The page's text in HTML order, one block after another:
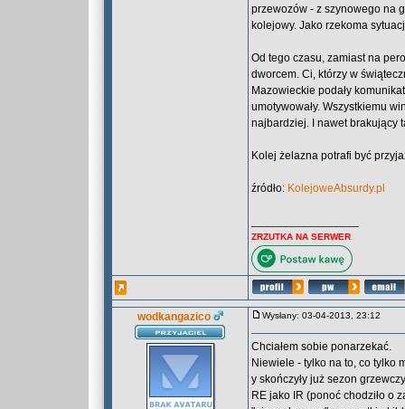
przewozów - z szynowego na
kolejowy. Jako rzekoma
Od tego czasu, zamiast na
dworcem. Ci, którzy w
Mazowieckie podały
umotywowały. Wszystkiemu
najbardziej. I nawet brakujący
Kolej żelazna potrafi być
źródło: KolejoweAbsurdy.pl
ZRZUTKA NA SERWER
wodkangazico Wysłany: 03-04-2013, 23:12
Chciałem sobie ponarzekać.
Niewiele - tylko na to, co tylko
y skończyły już sezon
RE jako IR (ponoć chodziło o